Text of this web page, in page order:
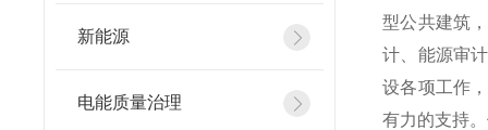
新能源
电能质量治理
型公共建筑
计、能源审
设各项工作
有力的支持